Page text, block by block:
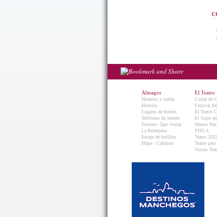
Almagro
Horarios y tarifas
Historia
Lugares de Interés
Teléfonos de interés
Entorno. Que visitar.
La Berenjena
Encaje de bolillos
Mapa / Callejero
El Teatro
Corral de
Festival
El Teatro
El Siglo
Museo
FITCA
Teatro 2025
Teatro
Visitas